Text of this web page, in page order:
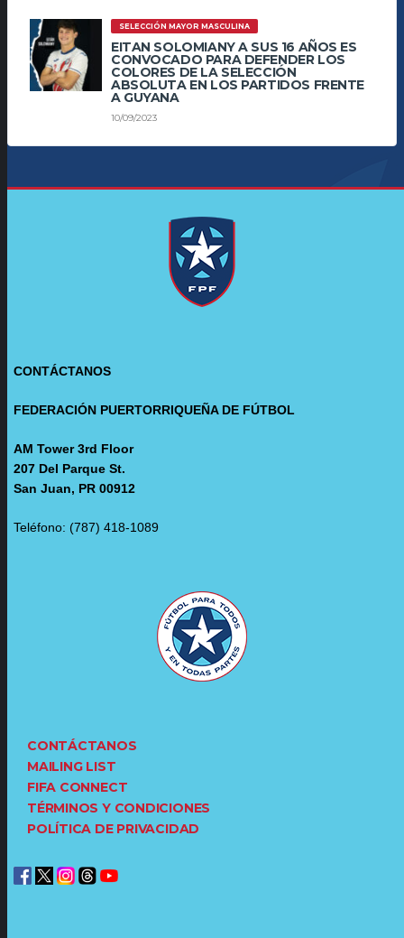
SELECCIÓN MAYOR MASCULINA
EITAN SOLOMIANY A SUS 16 AÑOS ES
CONVOCADO PARA DEFENDER LOS
COLORES DE LA SELECCIÓN
ABSOLUTA EN LOS PARTIDOS FRENTE
A GUYANA
10/09/2023
CONTÁCTANOS
FEDERACIÓN PUERTORRIQUEÑA DE FÚTBOL
AM Tower 3rd Floor
207 Del Parque St.
San Juan, PR 00912
Teléfono: (787) 418-1089
CONTÁCTANOS
MAILING LIST
FIFA CONNECT
TÉRMINOS Y CONDICIONES
POLÍTICA DE PRIVACIDAD